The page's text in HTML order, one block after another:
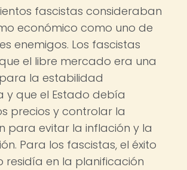
fascistas consideraban
económico como uno de
enemigos. Los fascistas
el libre mercado era una
la estabilidad
y que el Estado debía
precios y controlar la
para evitar la inflación y la
Para los fascistas, el éxito
residía en la planificación